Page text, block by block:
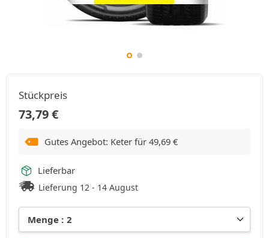
Stückpreis
73,79€
Gutes Angebot: Keter für 49,69 €
Lieferbar
Lieferung 12 - 14 August